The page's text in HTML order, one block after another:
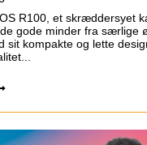
R100, et skræddersyet
gode minder fra særlige
sit kompakte og lette